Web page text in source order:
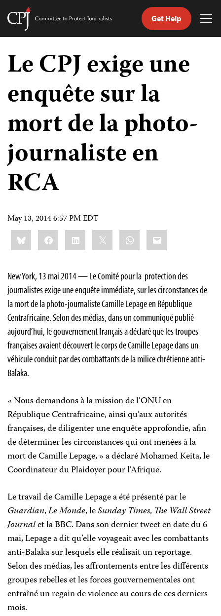
Skip
content
Committee
Journalists
Get Help
Le CPJ exige une
enquête sur la
mort de la photo-
journaliste en
RCA
May 13, 2014 6:57 PM EDT
Share
this:BlueskyFacebookLinkedIn WhatsApp
Email
New York, 13 mai 2014 — Le Comité pour la protection des
journalistes exige une enquête immédiate, sur les circonstances de
la mort de la photo-journaliste Camille Lepage en République
Centrafricaine. Selon des médias, dans un communiqué publié
aujourd’hui, le gouvernement français a déclaré que les troupes
françaises avaient découvert le corps de Camille Lepage dans un
véhicule conduit par des combattants de la milice chrétienne anti-
Balaka.
« Nous demandons à la mission de l’ONU en
République Centrafricaine, ainsi qu’aux autorités
françaises, de diligenter une enquête approfondie, afin
de déterminer les circonstances qui ont menées à la
mort de Camille Lepage, » a déclaré Mohamed Keita, le
Coordinateur du Plaidoyer pour l’Afrique.
Le travail de Camille Lepage a été présenté par le
Guardian,Le Monde, leSunday Times, The Wall Street
Journalet la BBC. Dans son dernier tweet en date du 6
mai, Lepage a dit qu’elle voyageait avec les combattants
anti-Balaka sur lesquels elle réalisait un reportage.
Selon des médias, les affrontements entre les différents
groupes rebelles et les forces gouvernementales ont
entraîné un regain de violence au cours de ces derniers
mois.